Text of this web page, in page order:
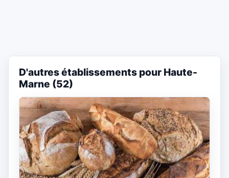
D'autres établissements pour Haute-
Marne (52)